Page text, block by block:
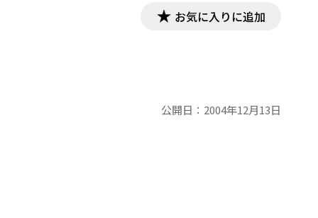
お気に入りに追加
公開日： 2004年12月13日